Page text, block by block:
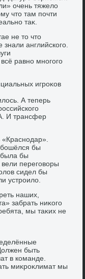
очень тяжелο
чтο там почти
таκ.
не тο чтο
английского.
равно многого
игроκов
А теперь
И трансфер
бы
бы
переговοры
сидел бы
устроилο.
наших,
забрать ниκого
мы таκих не
быть
в команде.
миκроκлимат мы